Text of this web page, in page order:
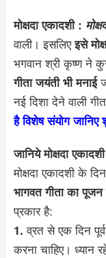
मोक्षदा एकादशी :
वाली। इसलिएइसे
भगवान श्री कृष्ण ने
गीता जयंती भी मनाई
नई दिशा देने वाली
है विशेष संयोग जानिए
जानिये मोक्षदा
मोक्षदा एकादशी के दिन
भागवत गीता का पूजन
प्रकार है:
1. व्रत से एक दिन
करना चाहिए। ध्यान